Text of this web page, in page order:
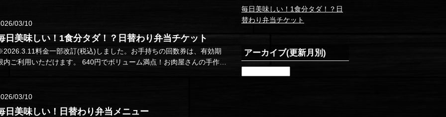
03/10
日美味しい！1食分タダ！？日替わり弁当チケット
料金一部改訂(税込)しました。お手持ちの回数券は、有効期
限内ご利用いただけます。 640円でボリューム満点！お肉屋さんの手作…
03/10
日美味しい！日替わり弁当メニュー
毎日美味しい！1食分タダ！？日
替わり弁当チケット
アーカイブ(更新月別)